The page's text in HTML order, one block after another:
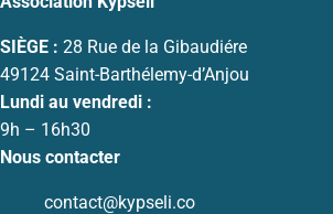
SIÈGE : 28 Rue de la Gibaudiére
49124 Saint-Barthélemy-d’Anjou
Lundi au vendredi :
9h – 16h30
Nous contacter
contact@kypseli.co